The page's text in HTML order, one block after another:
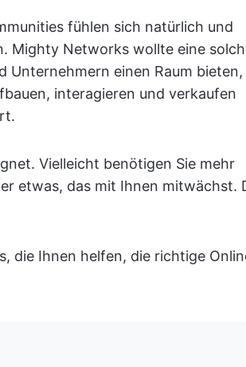
fühlen sich natürlich und
Mighty Networks wollte eine
Unternehmern einen Raum bieten,
interagieren und verkaufen
Vielleicht benötigen Sie mehr
etwas, das mit Ihnen mitwächst.
die Ihnen helfen, die richtige